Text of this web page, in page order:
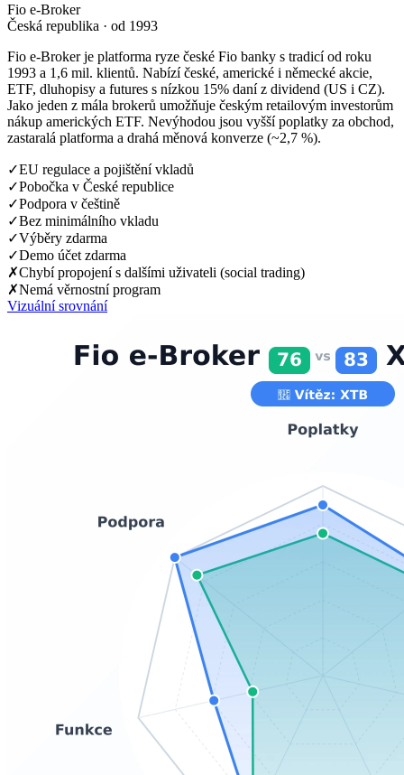
Fio e-Broker
Česká republika · od 1993
Fio e-Broker je platforma ryze české Fio banky s tradicí od roku
1993 a 1,6 mil. klientů. Nabízí české, americké i německé akcie,
ETF, dluhopisy a futures s nízkou 15% daní z dividend (US i CZ).
Jako jeden z mála brokerů umožňuje českým retailovým investorům
nákup amerických ETF. Nevýhodou jsou vyšší poplatky za obchod,
zastaralá platforma a drahá měnová konverze (~2,7 %).
✓EU regulace a pojištění vkladů
✓Pobočka v České republice
✓Podpora v češtině
✓Bez minimálního vkladu
✓Výběry zdarma
✓Demo účet zdarma
✗Chybí propojení s dalšími uživateli (social trading)
✗Nemá věrnostní program
Vizuální srovnání